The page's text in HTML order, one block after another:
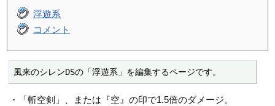
浮遊系
コメント
風来のシレンDSの「浮遊系」を編集するページです。
・「斬空剣」、または『空』の印で1.5倍のダメージ。